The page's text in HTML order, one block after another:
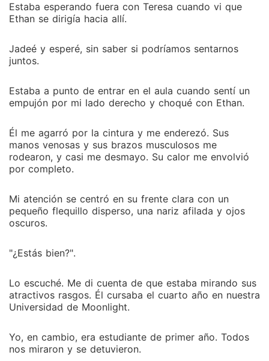
Estaba esperando fuera con Teresa cuando vi que
Ethan se dirigía hacia allí.
Jadeé y esperé, sin saber si podríamos sentarnos
juntos.
Estaba a punto de entrar en el aula cuando sentí un
empujón por mi lado derecho y choqué con Ethan.
Él me agarró por la cintura y me enderezó. Sus
manos venosas y sus brazos musculosos me
rodearon, y casi me desmayo. Su calor me envolvió
por completo.
Mi atención se centró en su frente clara con un
pequeño flequillo disperso, una nariz afilada y ojos
oscuros.
"¿Estás bien?".
Lo escuché. Me di cuenta de que estaba mirando sus
atractivos rasgos. Él cursaba el cuarto año en nuestra
Universidad de Moonlight.
Yo, en cambio, era estudiante de primer año. Todos
nos miraron y se detuvieron.